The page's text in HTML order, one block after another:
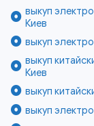
выкуп
Киев
выкуп
выкуп
Киев
выкуп
выкуп